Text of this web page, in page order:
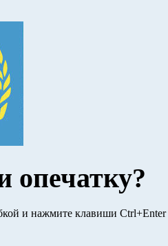
опечатку?
и нажмите клавиши